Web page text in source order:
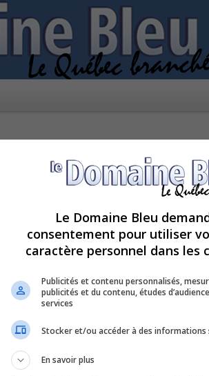
le moment car le serveur est en surcharge.
Le Domaine Bleu
consentement pour utiliser
caractère personnel dans les
Publicités et contenu personnalisés,
publicités et du contenu, études
services
Stocker et/ou accéder à des informations
En savoir plus